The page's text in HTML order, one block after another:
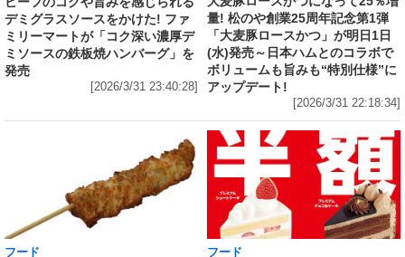
デミグラスソースをかけた! ファ
ミリーマートが「コク深い濃厚デ
ミソースの鉄板焼ハンバーグ」を
発売
[2026/3/31 23:40:28]
量! 松のや創業25周年記念第1弾
「大麦豚ロースかつ」が明日1日
(水)発売～日本ハムとのコラボで
ボリュームも旨みも“特別仕様”に
アップデート!
[2026/3/31 22:18:34]
フード フード